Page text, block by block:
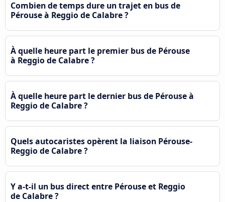
Combien de temps dure un trajet en bus de
Pérouse à Reggio de Calabre ?
À quelle heure part le premier bus de Pérouse
à Reggio de Calabre ?
À quelle heure part le dernier bus de Pérouse à
Reggio de Calabre ?
Quels autocaristes opèrent la liaison Pérouse-
Reggio de Calabre ?
Y a-t-il un bus direct entre Pérouse et Reggio
de Calabre ?